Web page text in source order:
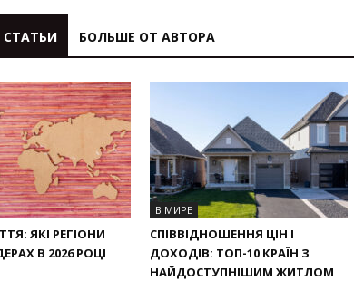
БОЛЬШЕ ОТ АВТОРА
ЯКІ РЕГІОНИ
В 2026 РОЦІ
В МИРЕ
СПІВВІДНОШЕННЯ ЦІН І
ДОХОДІВ: ТОП-10 КРАЇН З
НАЙДОСТУПНІШИМ ЖИТЛОМ